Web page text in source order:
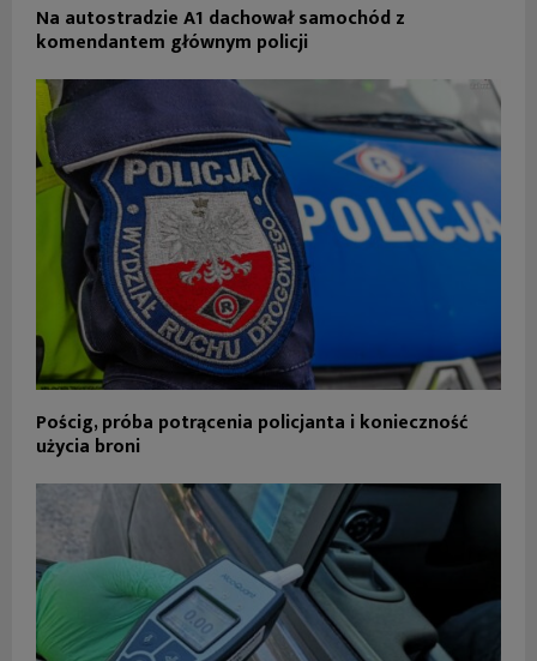
Na autostradzie A1 dachował samochód z
komendantem głównym policji
Pościg, próba potrącenia policjanta i konieczność
użycia broni